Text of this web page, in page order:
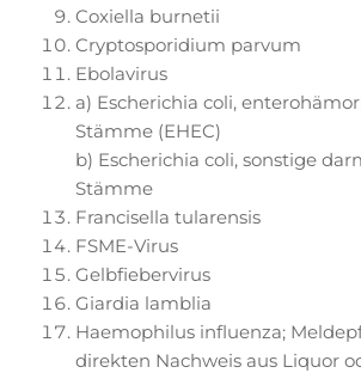
Coxiella burnetii
Cryptosporidium parvum
Ebolavirus
a) Escherichia coli,
Stämme (EHEC)
b) Escherichia coli, sonstige
Stämme
Francisella tularensis
FSME-Virus
Gelbfiebervirus
Giardia lamblia
Haemophilus influenza;
direkten Nachweis aus Liquor